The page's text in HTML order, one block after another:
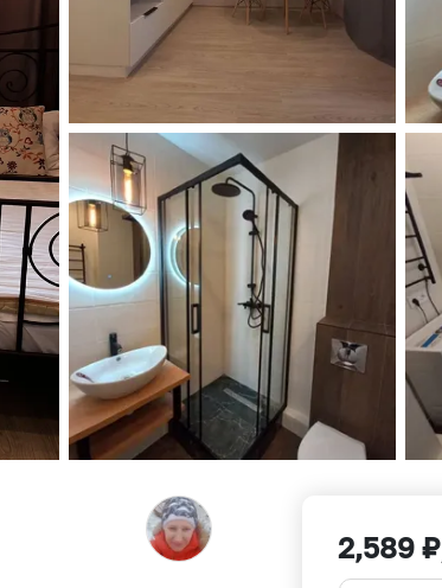
2,589 ₽